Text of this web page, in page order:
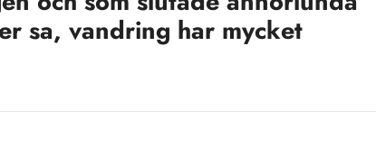
sa, vandring har mycket